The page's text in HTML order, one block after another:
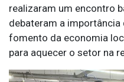
realizaram um encontro
debateram a importância
fomento da economia
para aquecer o setor na